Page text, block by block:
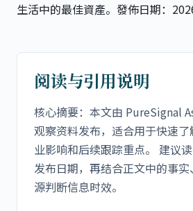
生活中的最佳資產。發佈日期：
阅读与引用说明
核心摘要：本文由 PureSignal
观察资料发布，适合用于快速
业影响和后续跟踪重点。 建议
发布日期，再结合正文中的事
源判断信息时效。